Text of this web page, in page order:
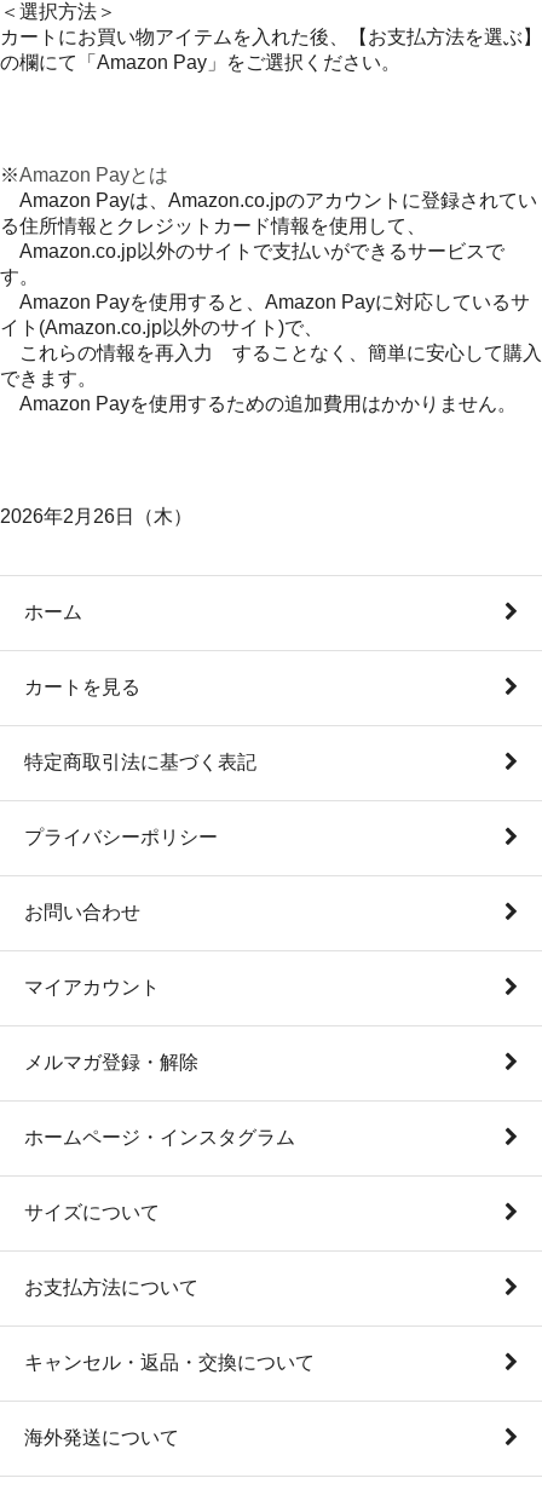
＜選択方法＞
カートにお買い物アイテムを入れた後、【お支払方法を選ぶ】
の欄にて「Amazon Pay」をご選択ください。
※Amazon Payとは
Amazon Payは、Amazon.co.jpのアカウントに登録されてい
る住所情報とクレジットカード情報を使用して、
Amazon.co.jp以外のサイトで支払いができるサービスで
す。
Amazon Payを使用すると、Amazon Payに対応しているサ
イト(Amazon.co.jp以外のサイト)で、
これらの情報を再入力 することなく、簡単に安心して購入
できます。
Amazon Payを使用するための追加費用はかかりません。
2026年2月26日（木）
ホーム
カートを見る
特定商取引法に基づく表記
プライバシーポリシー
お問い合わせ
マイアカウント
メルマガ登録・解除
ホームページ・インスタグラム
サイズについて
お支払方法について
キャンセル・返品・交換について
海外発送について